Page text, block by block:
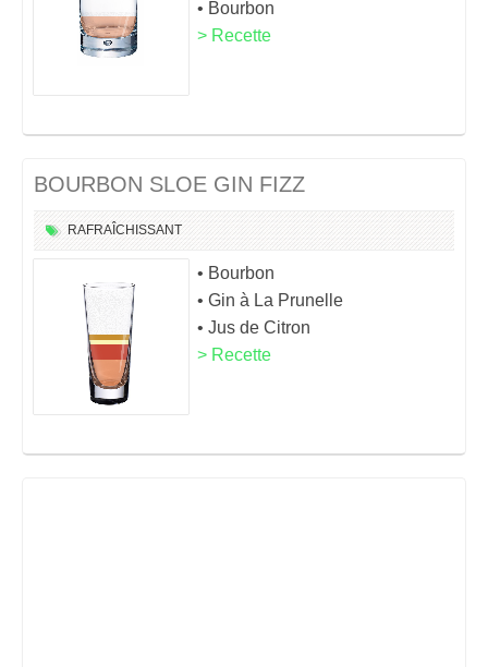
• Bourbon
> Recette
BOURBON SLOE GIN FIZZ
RAFRAÎCHISSANT
• Bourbon
• Gin à La Prunelle
• Jus de Citron
> Recette